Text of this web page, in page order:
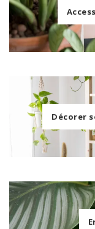
Décorer